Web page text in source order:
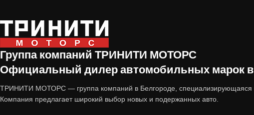
Кузовная проверка(отсутствие скрытых
Юридическая чистота(отсутствие залогов,
Только после этого машина попадает в продажу,
Группа компаний ТРИНИТИ МОТОРС
Официальный дилер автомобильных марок в
ТРИНИТИ МОТОРС — группа компаний в Белгороде, специализирующаяся
Компания предлагает широкий выбор новых и подержанных авто.